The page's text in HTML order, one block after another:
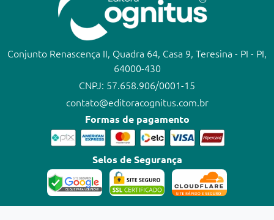
Conjunto Renascença II, Quadra 64, Casa 9, Teresina - PI - PI,
64000-430
CNPJ: 57.658.906/0001-15
contato@editoracognitus.com.br
Formas de pagamento
Selos de Segurança